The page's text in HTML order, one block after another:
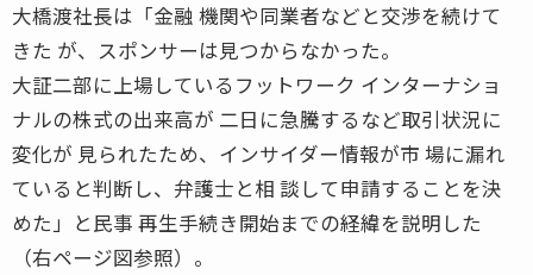
大橋渡社長は「金融 機関や同業者などと交渉を続けて
きた が、スポンサーは見つからなかった。
大証二部に上場しているフットワーク インターナショ
ナルの株式の出来高が 二日に急騰するなど取引状況に
変化が 見られたため、インサイダー情報が市 場に漏れ
ていると判断し、弁護士と相 談して申請することを決
めた」と民事 再生手続き開始までの経緯を説明した
（右ページ図参照）。